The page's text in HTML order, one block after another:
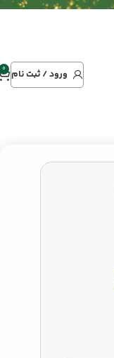
ورود / ثبت نام 0